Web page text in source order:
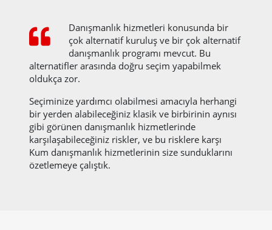
Danışmanlık hizmetleri konusunda bir
çok alternatif kuruluş ve bir çok alternatif
danışmanlık programı mevcut. Bu
alternatifler arasında doğru seçim yapabilmek
oldukça zor.
Seçiminize yardımcı olabilmesi amacıyla herhangi
bir yerden alabileceğiniz klasik ve birbirinin aynısı
gibi görünen danışmanlık hizmetlerinde
karşılaşabileceğiniz riskler, ve bu risklere karşı
Kum danışmanlık hizmetlerinin size sunduklarını
özetlemeye çalıştık.